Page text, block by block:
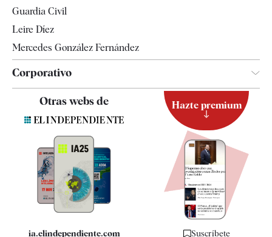
Guardia Civil
Leire Díez
Mercedes González Fernández
Corporativo
Contacto
Quiénes somos
Especificaciones
Otras webs de
ia.elindependiente.com
Hazte premium
Suscríbete